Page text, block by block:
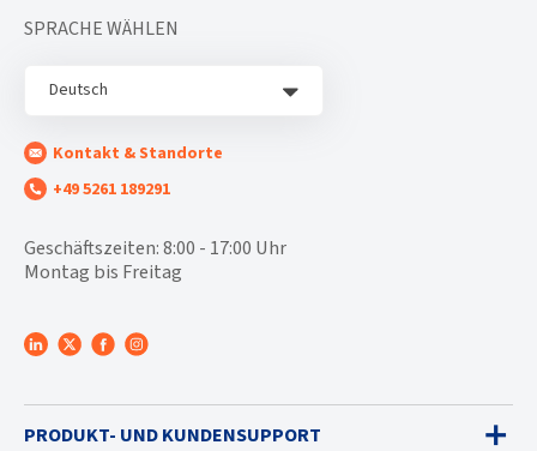
SPRACHE WÄHLEN
Deutsch
Kontakt & Standorte
+49 5261 189291
Geschäftszeiten: 8:00 - 17:00 Uhr
Montag bis Freitag
PRODUKT- UND KUNDENSUPPORT